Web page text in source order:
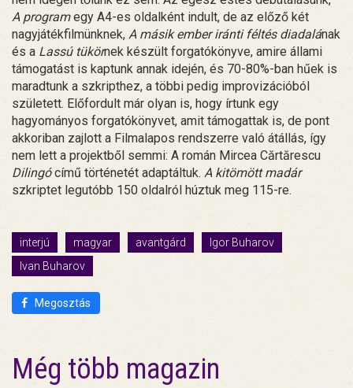
A programegy A4-es oldalként indult, de az előző két
nagyjátékfilmünknek, A másik ember iránti féltés diadalának
és a Lassú tükörnek készült forgatókönyve, amire állami
támogatást is kaptunk annak idején, és 70-80%-ban hűek is
maradtunk a szkripthez, a többi pedig improvizációból
született. Előfordult már olyan is, hogy írtunk egy
hagyományos forgatókönyvet, amit támogattak is, de pont
akkoriban zajlott a Filmalapos rendszerre való átállás, így
nem lett a projektből semmi: A román Mircea Cărtărescu
Dilingócímű történetét adaptáltuk. A kitömött madár
szkriptet legutóbb 150 oldalról húztuk meg 115-re.
interjú magyar avantgárd
Igor Buharov
Ivan Buharov
Megosztás
Még több magazin